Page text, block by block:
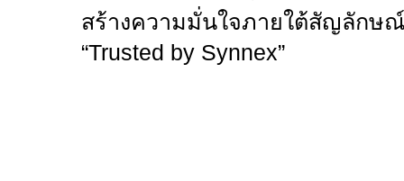
สร้างความมั่นใจภายใต้สัญลักษ
“Trusted by Synnex”